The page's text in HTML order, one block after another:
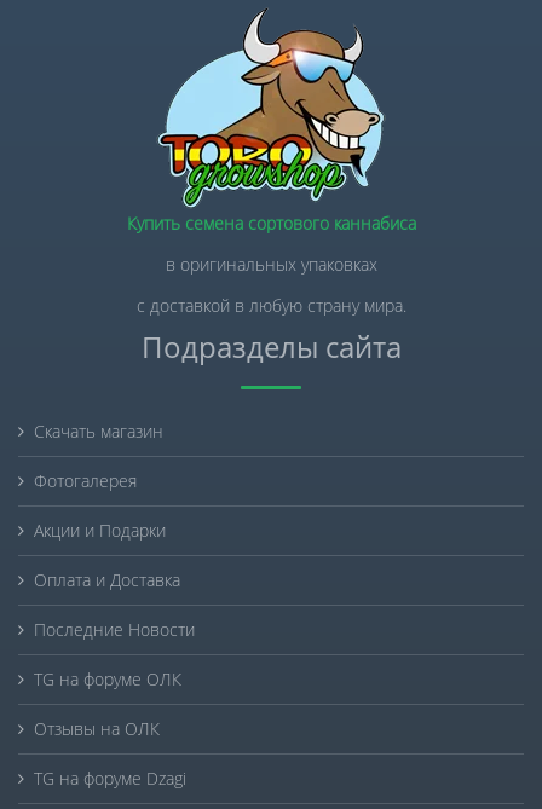
Купить семена сортового каннабиса
в оригинальных упаковках
с доставкой в любую страну мира.
Подразделы сайта
Скачать магазин
Фотогалерея
Акции и Подарки
Оплата и Доставка
Последние Новости
TG на форуме ОЛК
Отзывы на ОЛК
TG на форуме Dzagi